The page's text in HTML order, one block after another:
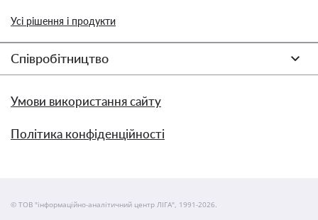
Усі рішення і продукти
Співробітництво
Умови використання сайту
Політика конфіденційності
© ТОВ "інформаційно-аналітичний центр ЛІГА", 1991-2026.